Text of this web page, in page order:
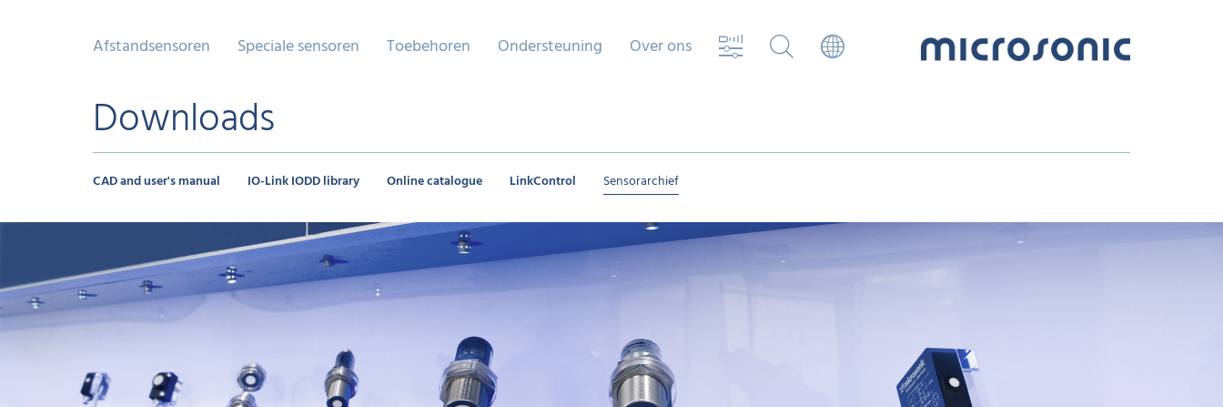
Afstandsensoren Speciale sensoren Toebehoren Ondersteuning Over ons
Downloads
CAD and user's manual IO-Link IODD library Online catalogue LinkControl Sensorarchief